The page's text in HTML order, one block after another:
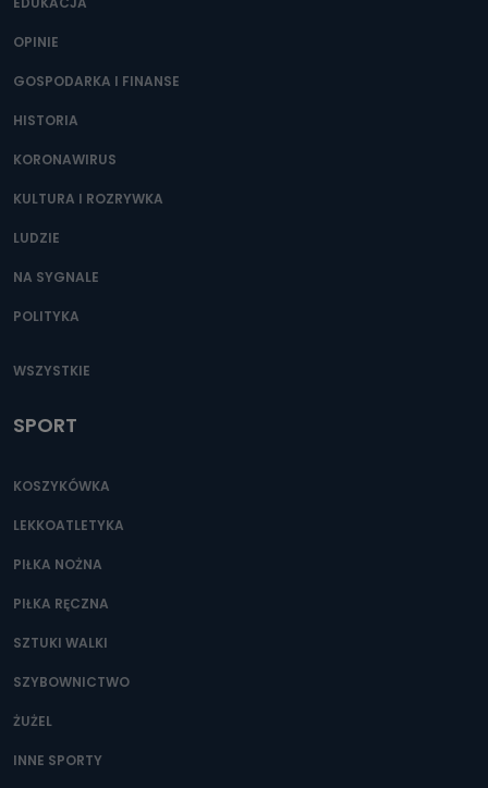
ograniczenia ich przetwarzania oraz prawo wniesienia
przechowywane?
Do czasu wycofania zgody lub, jeśli dane będą
administratora – do momentu wniesienia sprzeciwu.
Jakie dane osobowe przetwarzamy?
Przetwarzane kategorie Państwa danych osobowych to
które zostały zebrane ze źródeł publicznie dostępnych, w
danych osobowych są pracownicy i współpracownicy
oraz partnerzy wspomagający administratora w jego
Jak skontaktować się z inspektorem
OPINIE
GOSPODARKA I FINANSE
HISTORIA
KORONAWIRUS
KULTURA I ROZRYWKA
LUDZIE
NA SYGNALE
POLITYKA
WSZYSTKIE
SPORT
KOSZYKÓWKA
LEKKOATLETYKA
PIŁKA NOŻNA
PIŁKA RĘCZNA
SZTUKI WALKI
SZYBOWNICTWO
ŻUŻEL
INNE SPORTY